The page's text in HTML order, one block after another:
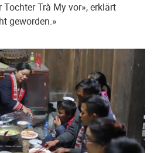
Trà My vor», erklärt
geworden.»